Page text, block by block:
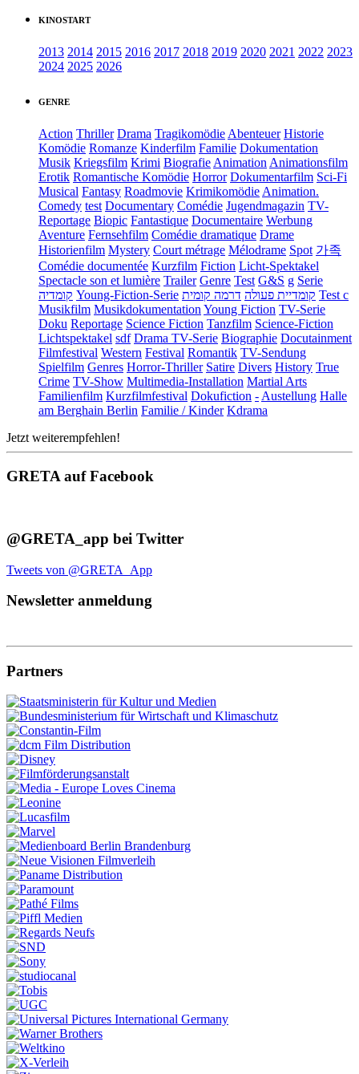
KINOSTART
2013 2014 2015 2016 2017 2018 2019 2020 2021 2022 2023
2024 2025 2026
GENRE
Action Thriller Drama Tragikomödie Abenteuer Historie
Komödie Romanze Kinderfilm Familie Dokumentation
Musik Kriegsfilm Krimi Biografie Animation Animationsfilm
Erotik Romantische Komödie Horror Dokumentarfilm Sci-Fi
Musical Fantasy Roadmovie Krimikomödie Animation.
Comedy test Documentary Comédie Jugendmagazin TV-
Reportage Biopic Fantastique Documentaire Werbung
Aventure Fernsehfilm Comédie dramatique Drame
Historienfilm Mystery Court métrage Mélodrame Spot 가족
Comédie documentée Kurzfilm Fiction Licht-Spektakel
Spectacle son et lumière Trailer Genre Test G&S g Serie
קומדיה Young-Fiction-Serie קומדיית פעולה דרמה קומית
Test c
Musikfilm Musikdokumentation Young Fiction TV-Serie
Doku Reportage Science Fiction Tanzfilm Science-Fiction
Lichtspektakel sdf Drama TV-Serie Biographie Docutainment
Filmfestival Western Festival Romantik TV-Sendung
Spielfilm Genres Horror-Thriller Satire Divers History True
Crime TV-Show Multimedia-Installation Martial Arts
Familienfilm Kurzfilmfestival Dokufiction - Austellung Halle
am Berghain Berlin Familie / Kinder Kdrama
Jetzt weiterempfehlen!
GRETA auf Facebook
@GRETA_app bei Twitter
Tweets von @GRETA_App
Newsletter anmeldung
Partners